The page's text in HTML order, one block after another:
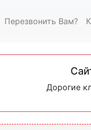
Перезвонить Вам?
Дорогие